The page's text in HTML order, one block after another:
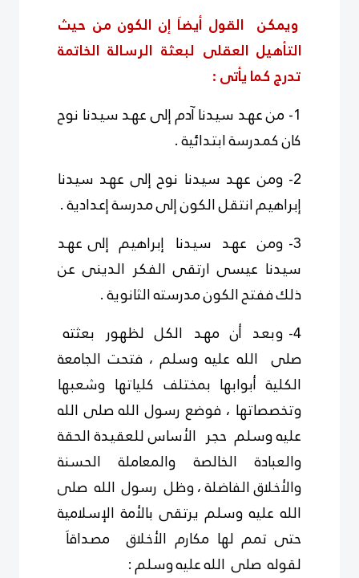
ويمكن القول أيضاَ إن الكون من حيث
التأهيل العقلى لبعثة الرسالة الخاتمة
تدرج كما يأتى :
1- من عهد سيدنا آدم إلى عهد سيدنا نوح
كان كمدرسة ابتدائية .
2- ومن عهد سيدنا نوح إلى عهد سيدنا
إبراهيم انتقل الكون إلى مدرسة إعدادية .
3- ومن عهد سيدنا إبراهيم إلى عهد
سيدنا عيسى ارتقى الفكر الدينى عن
ذلك ففتح الكون مدرسته الثانوية .
4- وبعد أن مهد الكل لظهور بعثته
صلى الله عليه وسلم ، فتحت الجامعة
الكلية أبوابها بمختلف كلياتها وشعبها
وتخصصاتها ، فوضع رسول الله صلى الله
عليه وسلم حجر الأساس للعقيدة الحقة
والعبادة الخالصة والمعاملة الحسنة
والأخلاق الفاضلة ، وظل رسول الله صلى
الله عليه وسلم يرتقى بالأمة الإسلامية
حتى تمم لها مكارم الأخلاق مصداقاَ
لقوله صلى الله عليه وسلم :